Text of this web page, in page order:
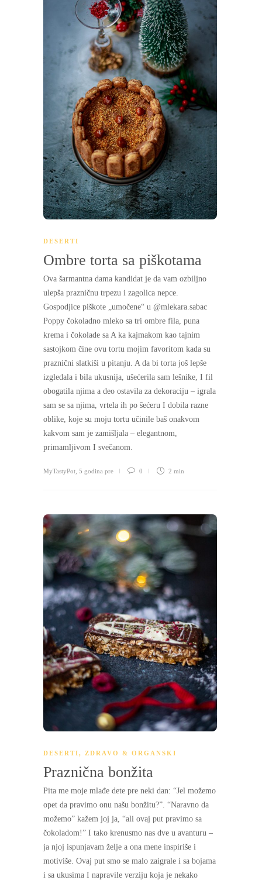
DESERTI
Ombre torta sa piškotama
Ova šarmantna dama kandidat je da vam ozbiljno
ulepša prazničnu trpezu i zagolica nepce.
Gospodjice piškote „umočene“ u @mlekara.sabac
Poppy čokoladno mleko sa tri ombre fila, puna
krema i čokolade sa A ka kajmakom kao tajnim
sastojkom čine ovu tortu mojim favoritom kada su
praznični slatkiši u pitanju. A da bi torta još lepše
izgledala i bila ukusnija, ušećerila sam lešnike, I fil
obogatila njima a deo ostavila za dekoraciju – igrala
sam se sa njima, vrtela ih po šećeru I dobila razne
oblike, koje su moju tortu učinile baš onakvom
kakvom sam je zamišljala – elegantnom,
primamljivom I svečanom.
MyTastyPot 5 godina pre 0 2 min
DESERTI, ZDRAVO & ORGANSKI
Praznična bonžita
Pita me moje mlađe dete pre neki dan: “Jel možemo
opet da pravimo onu našu bonžitu?”. “Naravno da
možemo” kažem joj ja, “ali ovaj put pravimo sa
čokoladom!” I tako krenusmo nas dve u avanturu –
ja njoj ispunjavam želje a ona mene inspiriše i
motiviše. Ovaj put smo se malo zaigrale i sa bojama
i sa ukusima I napravile verziju koja je nekako